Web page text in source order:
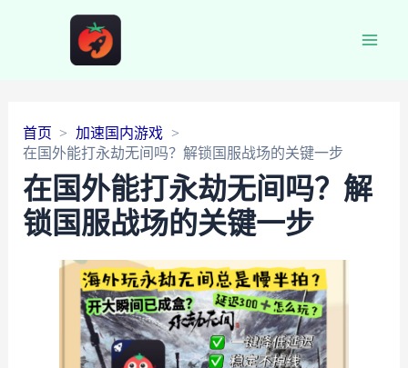
首页
加速国内游戏
在国外能打永劫无间吗？解锁国服战场的关键一步
在国外能打永劫无间吗？解
锁国服战场的关键一步